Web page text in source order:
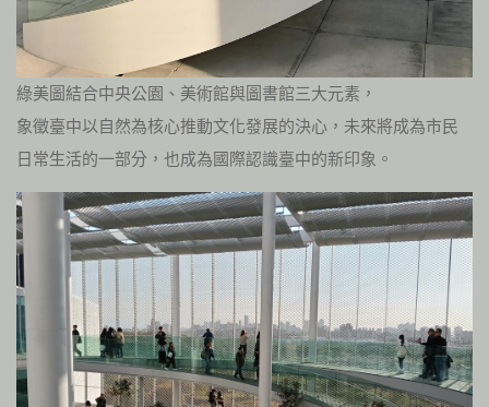
綠美圖結合中央公園、美術館與圖書館三大元素，
象徵臺中以自然為核心推動文化發展的決心，未來將成為市民
日常生活的一部分，也成為國際認識臺中的新印象。